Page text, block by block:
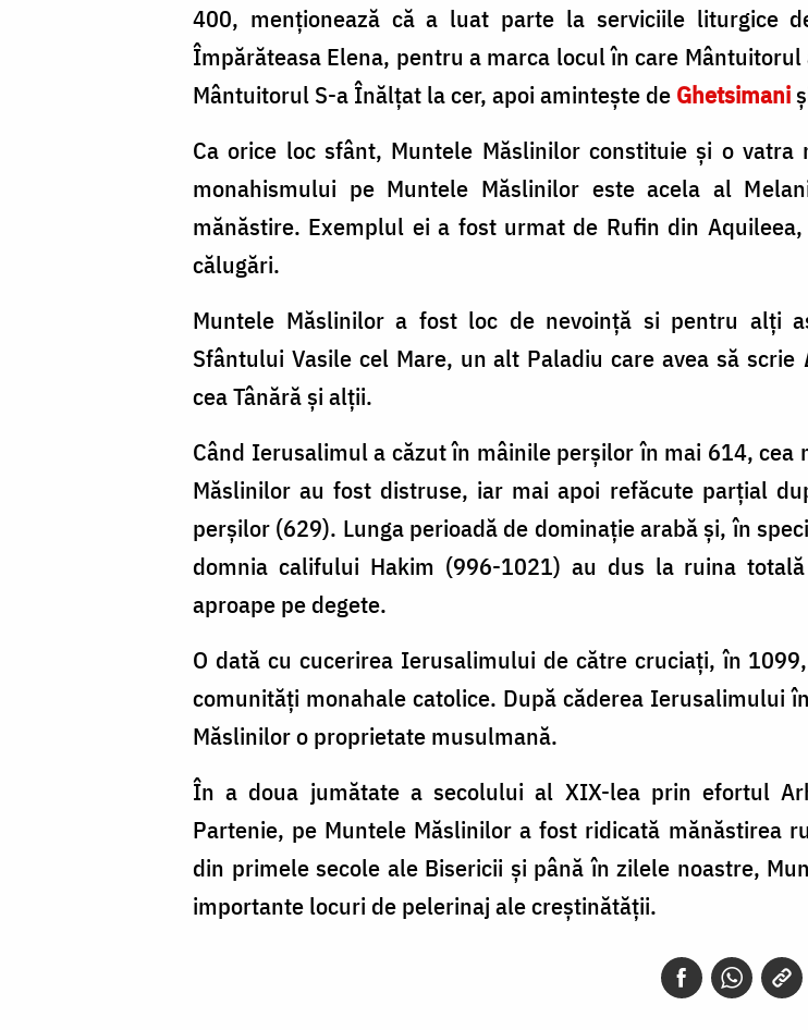
400, menţionează că a luat parte la serviciile liturgice
Împărăteasa Elena, pentru a marca locul în care
Mântuitorul S-a Înălţat la cer, apoi amintește de Ghetsimani
Ca orice loc sfânt, Muntele Măslinilor constituie şi o
monahismului pe Muntele Măslinilor este acela al
mănăstire. Exemplul ei a fost urmat de Rufin din
călugări.
Muntele Măslinilor a fost loc de nevoinţă si pentru alţi
Sfântului Vasile cel Mare, un alt Paladiu care avea să scrie
cea Tânără şi alţii.
Când Ierusalimul a căzut în mâinile perşilor în mai 614,
Măslinilor au fost distruse, iar mai apoi refăcute parţial
perşilor (629). Lunga perioadă de dominaţie arabă şi, în
domnia califului Hakim (996-1021) au dus la ruina
aproape pe degete.
O dată cu cucerirea Ierusalimului de către cruciaţi, în
comunităţi monahale catolice. După căderea Ierusalimului
Măslinilor o proprietate musulmană.
În a doua jumătate a secolului al XIX-lea prin efortul
Partenie, pe Muntele Măslinilor a fost ridicată mănăstirea
din primele secole ale Bisericii şi până în zilele noastre,
importante locuri de pelerinaj ale creştinătăţii.